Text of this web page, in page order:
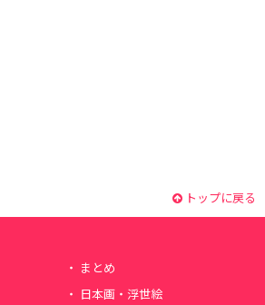
トップに戻る
まとめ
日本画・浮世絵